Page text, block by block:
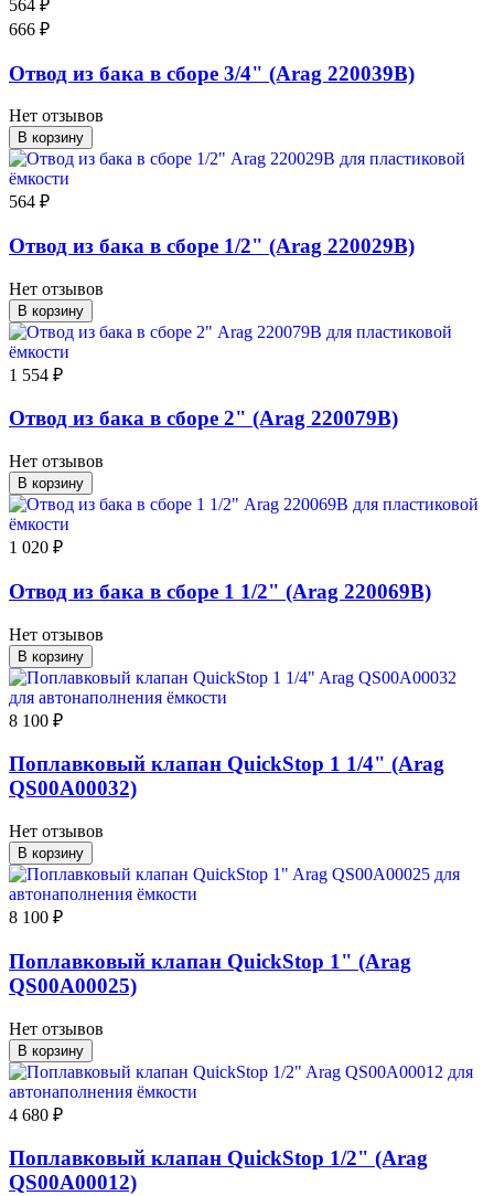
564 ₽
666 ₽
Отвод из бака в сборе 3/4" (Arag 220039B)
Нет отзывов
В корзину
564 ₽
Отвод из бака в сборе 1/2" (Arag 220029B)
Нет отзывов
В корзину
1 554 ₽
Отвод из бака в сборе 2" (Arag 220079B)
Нет отзывов
В корзину
1 020 ₽
Отвод из бака в сборе 1 1/2" (Arag 220069B)
Нет отзывов
В корзину
8 100 ₽
Поплавковый клапан QuickStop 1 1/4" (Arag
QS00A00032)
Нет отзывов
В корзину
8 100 ₽
Поплавковый клапан QuickStop 1" (Arag
QS00A00025)
Нет отзывов
В корзину
4 680 ₽
Поплавковый клапан QuickStop 1/2" (Arag
QS00A00012)